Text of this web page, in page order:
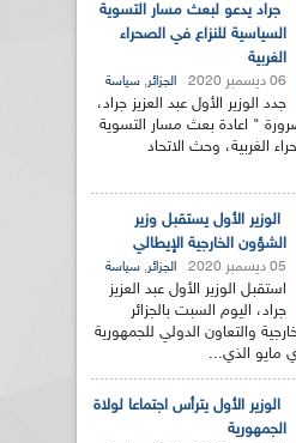
جراد يدعو لبعث مسار التسوية
السياسية للنزاع في الصحراء
الغربية
06 ديسمبر 2020 الجزائر, سياسة
جدد الوزير الأول عبد العزيز جراد،
" اعادة بعث مسار التسوية
الغربية، وحث الاتحاد
الوزير الأول يستقبل وزير
الشؤون الخارجية الإيطالي
05 ديسمبر 2020 الجزائر, سياسة
استقبل الوزير الأول عبد العزيز
جراد، اليوم السبت بالجزائر
والتعاون الدولي للجمهورية
مايو الذي...
الوزير الأول يترأس اجتماعا لولاة
الجمهورية